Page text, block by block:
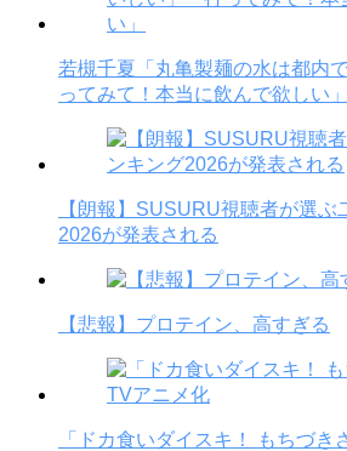
若槻千夏「丸亀製麺の水は都内
ってみて！本当に飲んで欲しい」
【朗報】SUSURU視聴者が選ぶ
2026が発表される
【悲報】プロテイン、高すぎる
「ドカ食いダイスキ！ もちづき